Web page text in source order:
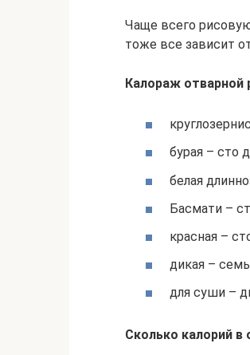
Чаще всего
тоже все зависит
Калораж отварной
бурая – сто
белая
Басмати –
красная –
дикая –
для суши –
Сколько калорий в